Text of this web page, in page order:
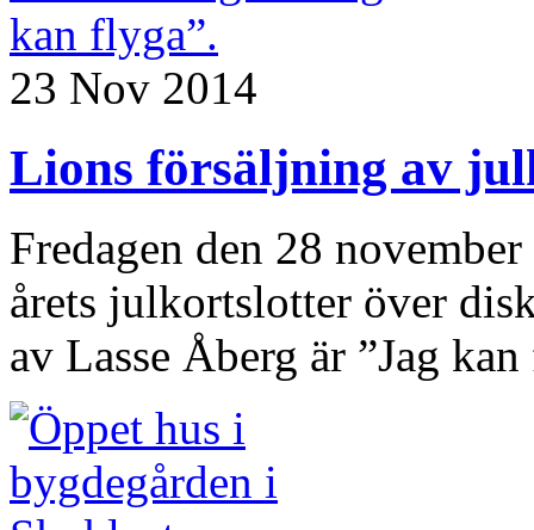
23 Nov 2014
Lions försäljning av
Fredagen den 28
årets julkortslotter över
av Lasse Åberg är ”Jag